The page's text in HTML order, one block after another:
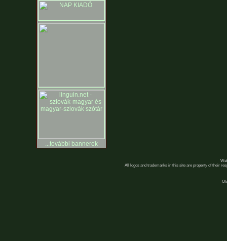
...további bannerek
All logos and trademarks in this site are property of their